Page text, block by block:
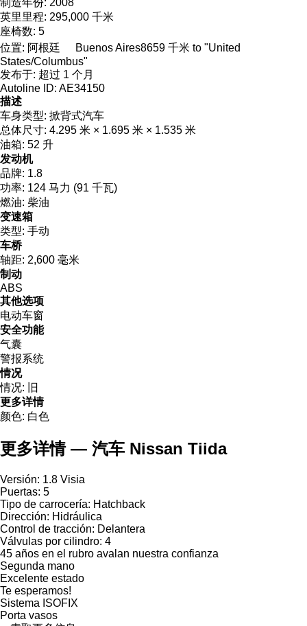
英里里程: 295,000 千米
座椅数: 5
位置: 阿根廷 Buenos Aires8659 千米 to "United
States/Columbus"
发布于: 超过 1 个月
Autoline ID: AE34150
描述
车身类型: 掀背式汽车
总体尺寸: 4.295 米 × 1.695 米 × 1.535 米
油箱: 52 升
发动机
品牌: 1.8
功率: 124 马力 (91 千瓦)
燃油: 柴油
变速箱
类型: 手动
车桥
轴距: 2,600 毫米
制动
ABS
其他选项
电动车窗
安全功能
气囊
警报系统
情况
情况:
旧
更多详情
颜色: 白色
更多详情 — 汽车 Nissan Tiida
Versión: 1.8 Visia
Puertas: 5
Tipo de carrocería: Hatchback
Dirección: Hidráulica
Control de tracción: Delantera
Válvulas por cilindro: 4
45 años en el rubro avalan nuestra confianza
Segunda mano
Excelente estado
Te esperamos!
Sistema ISOFIX
Porta vasos